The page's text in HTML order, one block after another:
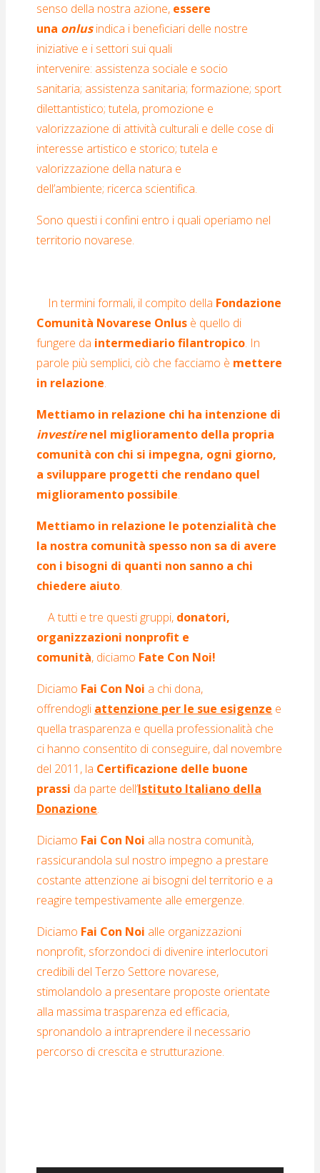
senso della nostra azione, essere
una onlusindica i beneficiari delle nostre
iniziative e i settori sui quali
intervenire: assistenza sociale e socio
sanitaria; assistenza sanitaria; formazione; sport
dilettantistico; tutela, promozione e
valorizzazione di attività culturali e delle cose di
interesse artistico e storico; tutela e
valorizzazione della natura e
dell’ambiente; ricerca scientifica.
Sono questi i confini entro i quali operiamo nel
territorio novarese.
In termini formali, il compito della Fondazione
Comunità Novarese Onlus è quello di
fungere da intermediario filantropico. In
parole più semplici, ciò che facciamo è mettere
in relazione.
Mettiamo in relazione chi ha intenzione di
investirenel miglioramento della propria
comunità con chi si impegna, ogni giorno,
a sviluppare progetti che rendano quel
miglioramento possibile.
Mettiamo in relazione le potenzialità che
la nostra comunità spesso non sa di avere
con i bisogni di quanti non sanno a chi
chiedere aiuto.
A tutti e tre questi gruppi, donatori,
organizzazioni nonprofit e
comunità, diciamo Fate Con Noi!
Diciamo Fai Con Noi a chi dona,
offrendogli attenzione per le sue esigenze e
quella trasparenza e quella professionalità che
ci hanno consentito di conseguire, dal novembre
del 2011, la Certificazione delle buone
prassi da parte dell’Istituto Italiano della
Donazione.
Diciamo Fai Con Noi alla nostra comunità,
rassicurandola sul nostro impegno a prestare
costante attenzione ai bisogni del territorio e a
reagire tempestivamente alle emergenze.
Diciamo Fai Con Noi alle organizzazioni
nonprofit, sforzondoci di divenire interlocutori
credibili del Terzo Settore novarese,
stimolandolo a presentare proposte orientate
alla massima trasparenza ed efficacia,
spronandolo a intraprendere il necessario
percorso di crescita e strutturazione.